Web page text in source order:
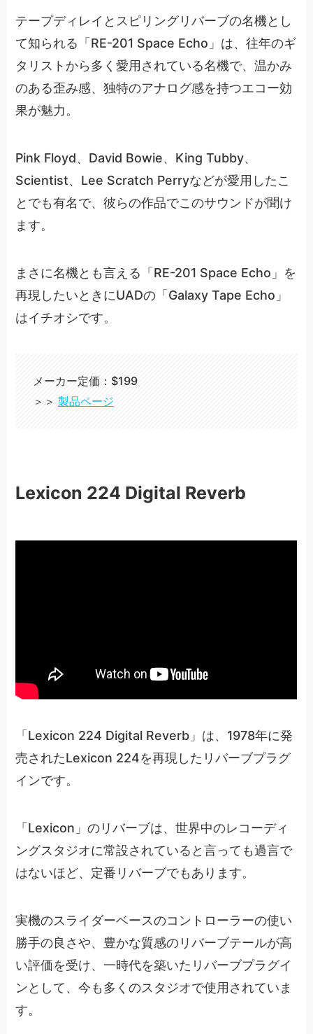
テープディレイとスピリングリバーブの名機とし
て知られる「RE-201 Space Echo」は、往年のギ
タリストから多く愛用されている名機で、温かみ
のある歪み感、独特のアナログ感を持つエコー効
果が魅力。
Pink Floyd、David Bowie、King Tubby、
Scientist、Lee Scratch Perryなどが愛用したこ
とでも有名で、彼らの作品でこのサウンドが聞け
ます。
まさに名機とも言える「RE-201 Space Echo」を
再現したいときにUADの「Galaxy Tape Echo」
はイチオシです。
メーカー定価：$199
＞＞ 製品ページ
Lexicon 224 Digital Reverb
「Lexicon 224 Digital Reverb」は、1978年に発
売されたLexicon 224を再現したリバーブプラグ
インです。
「Lexicon」のリバーブは、世界中のレコーディ
ングスタジオに常設されていると言っても過言で
はないほど、定番リバーブでもあります。
実機のスライダーベースのコントローラーの使い
勝手の良さや、豊かな質感のリバーブテールが高
い評価を受け、一時代を築いたリバーブプラグイ
ンとして、今も多くのスタジオで使用されていま
す。